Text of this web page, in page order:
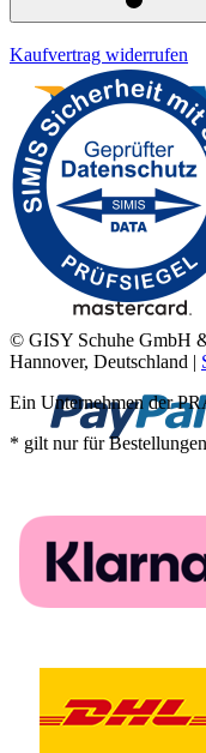
Kaufvertrag widerrufen
© GISY Schuhe GmbH
Hannover, Deutschland |
Ein Unternehmen der
* gilt nur für